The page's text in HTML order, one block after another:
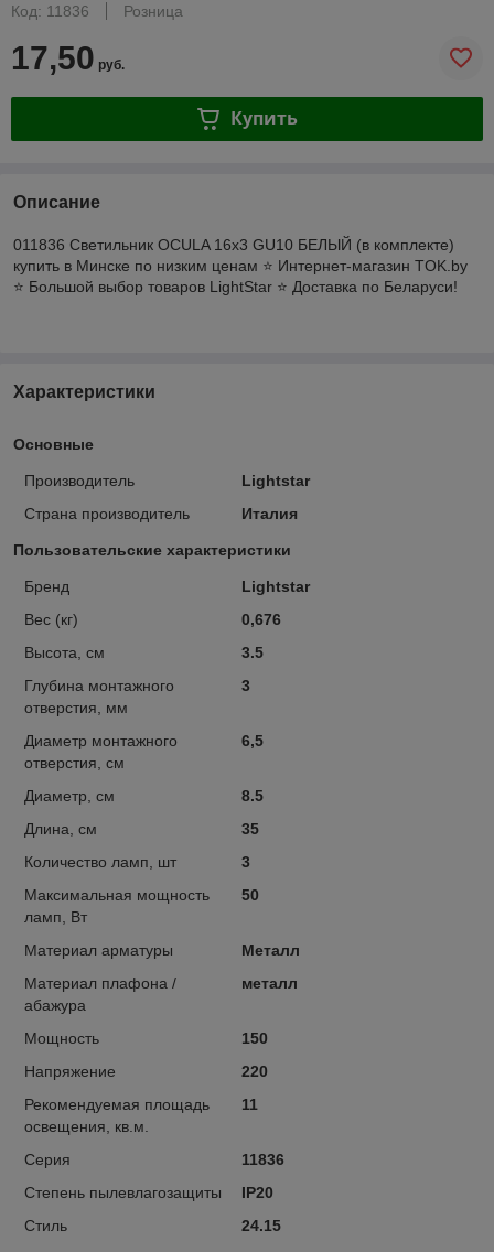
Код: 11836
Розница
17,50 руб.
Купить
Описание
011836 Светильник OCULA 16х3 GU10 БЕЛЫЙ (в комплекте)
купить в Минске по низким ценам ⭐️ Интернет-магазин TOK.by
⭐️ Большой выбор товаров LightStar ⭐️ Доставка по Беларуси!
Характеристики
Основные
Производитель
Lightstar
Страна производитель
Италия
Пользовательские характеристики
Бренд
Lightstar
Вес (кг)
0,676
Высота, см
3.5
Глубина монтажного
отверстия, мм
3
Диаметр монтажного
отверстия, см
6,5
Диаметр, см
8.5
Длина, см
35
Количество ламп, шт
3
Максимальная мощность
ламп, Вт
50
Материал арматуры
Металл
Материал плафона /
абажура
металл
Мощность
150
Напряжение
220
Рекомендуемая площадь
освещения, кв.м.
11
Серия
11836
Степень пылевлагозащиты
IP20
Стиль
24.15